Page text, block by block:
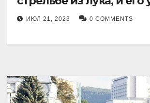
прославили его в
Ставропольском крае.
ИЮЛ 21, 2023 0 COMMENTS